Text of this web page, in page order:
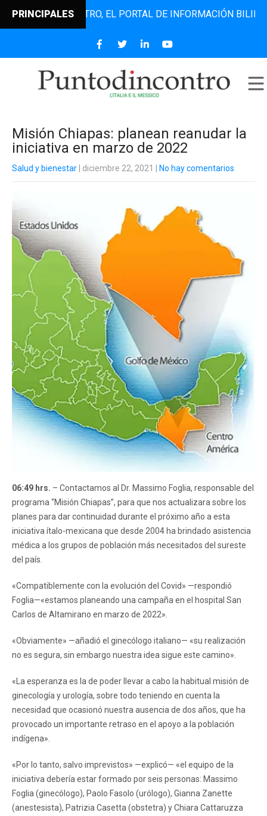
PRINCIPALES EL PORTAL DE INFORMACIÓN BILINGÜE
Misión Chiapas: planean reanudar la
iniciativa en marzo de 2022
Salud y bienestar | diciembre 22, 2021 No hay comentarios
06:49 hrs. – Contactamos al Dr. Massimo Foglia, responsable del
programa “Misión Chiapas”, para que nos actualizara sobre los
planes para dar continuidad durante el próximo año a esta
iniciativa ítalo-mexicana que desde 2004 ha brindado asistencia
médica a los grupos de población más necesitados del sureste
del país.
«Compatiblemente con la evolución del Covid» —respondió
Foglia—«estamos planeando una campaña en el hospital San
Carlos de Altamirano en marzo de 2022».
«Obviamente» —añadió el ginecólogo italiano— «su realización
no es segura, sin embargo nuestra idea sigue este camino».
«La esperanza es la de poder llevar a cabo la habitual misión de
ginecología y urología, sobre todo teniendo en cuenta la
necesidad que ocasionó nuestra ausencia de dos años, que ha
provocado un importante retraso en el apoyo a la población
indígena».
«Por lo tanto, salvo imprevistos» —explicó— «el equipo de la
iniciativa debería estar formado por seis personas: Massimo
Foglia (ginecólogo), Paolo Fasolo (urólogo), Gianna Zanette
(anestesista), Patrizia Casetta (obstetra) y Chiara Cattaruzza